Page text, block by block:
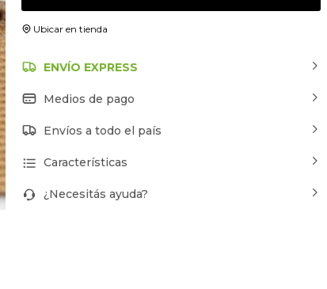
Ubicar en tienda
ENVÍO EXPRESS
Medios de pago
Envíos a todo el país
Características
¿Necesitás ayuda?